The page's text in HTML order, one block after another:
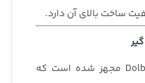
این ساندبار با فناوری Dolby Audio مجهز شده است که